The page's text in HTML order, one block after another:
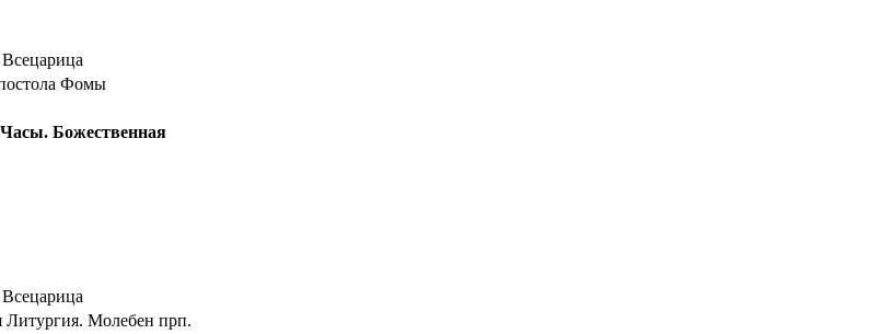
Фомы
Божественная
Молебен прп.